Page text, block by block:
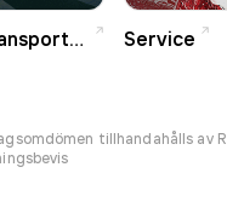
Transportbilar Service
tillhandahålls av